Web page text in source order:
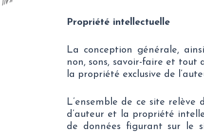
Propriété intellectuelle
La conception générale,
non, sons, savoir-faire et tout
la propriété exclusive de
L’ensemble de ce site
d’auteur et la propriété
de données figurant sur le